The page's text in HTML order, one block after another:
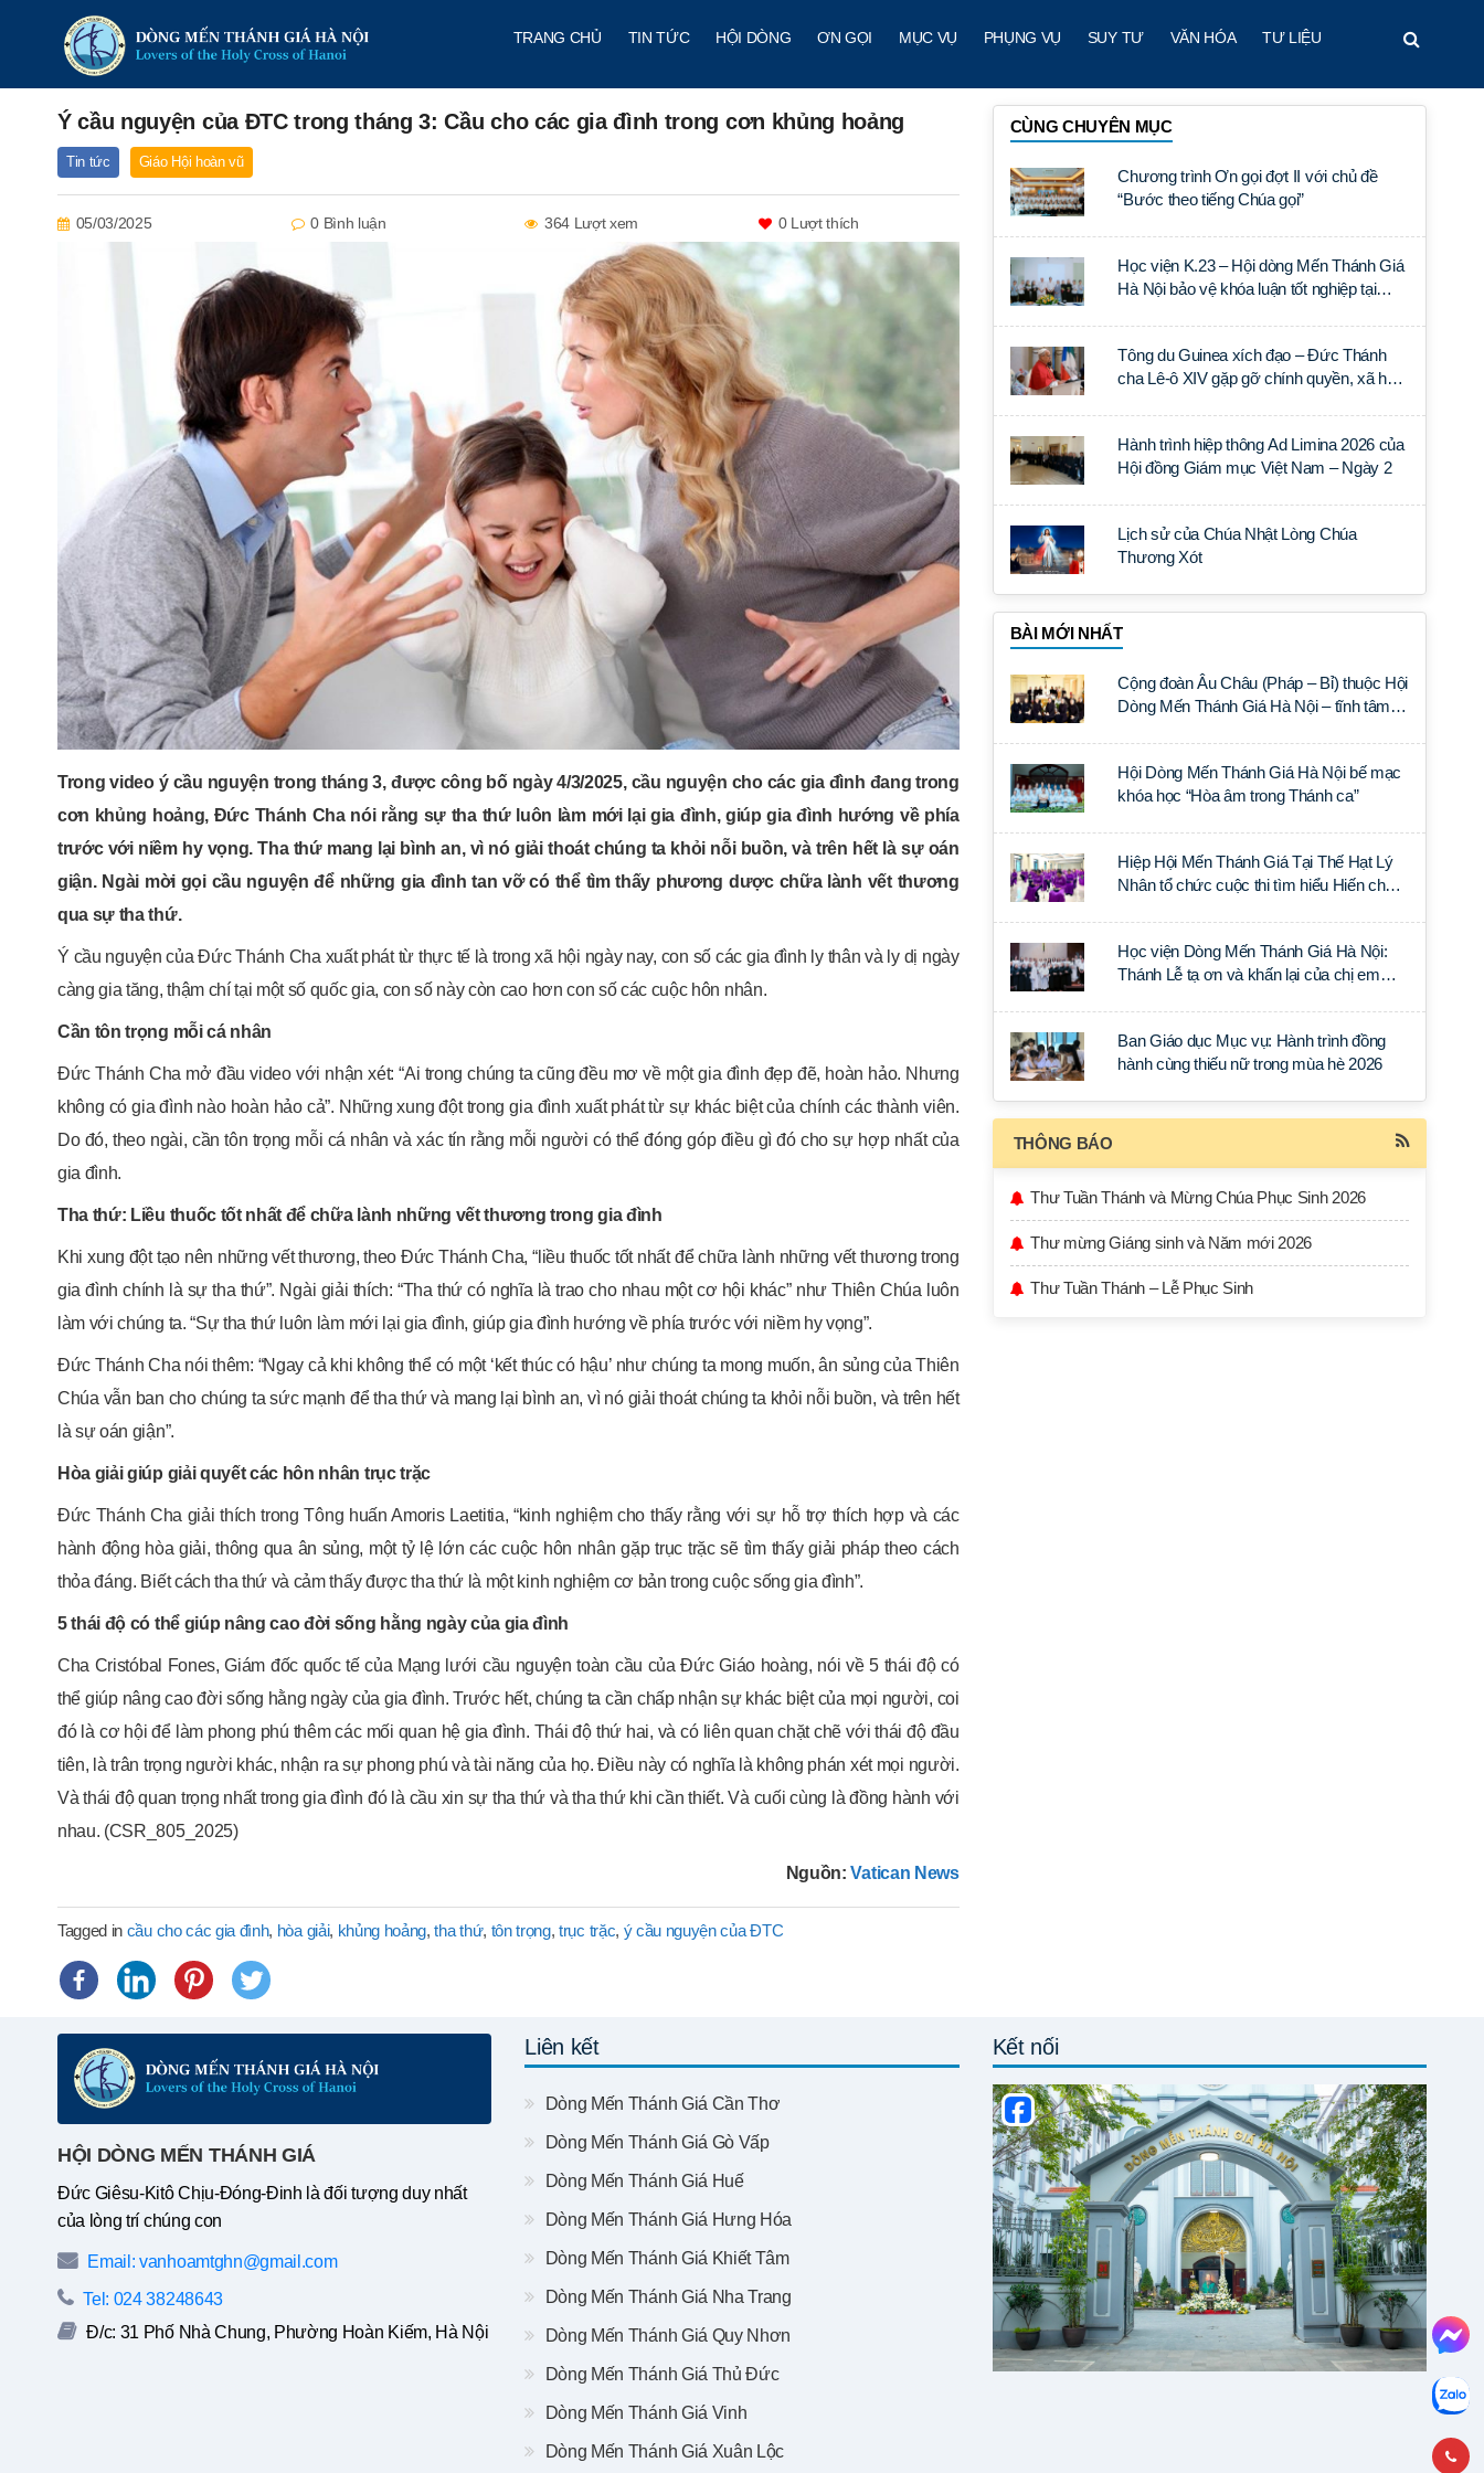
TRANG CHỦ TIN TỨC HỘI DÒNG ƠN GỌI MỤC VỤ PHỤNG VỤ SUY TƯ VĂN HÓA TƯ LIỆU
Ý cầu nguyện của ĐTC trong tháng 3: Cầu cho các gia đình trong cơn khủng hoảng
Tin tức Giáo Hội hoàn vũ
05/03/2025 0 Bình luận 364 Lượt xem 0Lượt thích
Trong video ý cầu nguyện trong tháng 3, được công bố ngày 4/3/2025, cầu nguyện cho các gia đình đang trong
cơn khủng hoảng, Đức Thánh Cha nói rằng sự tha thứ luôn làm mới lại gia đình, giúp gia đình hướng về phía
trước với niềm hy vọng. Tha thứ mang lại bình an, vì nó giải thoát chúng ta khỏi nỗi buồn, và trên hết là sự oán
giận. Ngài mời gọi cầu nguyện để những gia đình tan vỡ có thể tìm thấy phương dược chữa lành vết thương
qua sự tha thứ.
Ý cầu nguyện của Đức Thánh Cha xuất phát từ thực tế là trong xã hội ngày nay, con số các gia đình ly thân và ly dị ngày
càng gia tăng, thậm chí tại một số quốc gia, con số này còn cao hơn con số các cuộc hôn nhân.
Cần tôn trọng mỗi cá nhân
Đức Thánh Cha mở đầu video với nhận xét: “Ai trong chúng ta cũng đều mơ về một gia đình đẹp đẽ, hoàn hảo. Nhưng
không có gia đình nào hoàn hảo cả”. Những xung đột trong gia đình xuất phát từ sự khác biệt của chính các thành viên.
Do đó, theo ngài, cần tôn trọng mỗi cá nhân và xác tín rằng mỗi người có thể đóng góp điều gì đó cho sự hợp nhất của
gia đình.
Tha thứ: Liều thuốc tốt nhất để chữa lành những vết thương trong gia đình
Khi xung đột tạo nên những vết thương, theo Đức Thánh Cha, “liều thuốc tốt nhất để chữa lành những vết thương trong
gia đình chính là sự tha thứ”. Ngài giải thích: “Tha thứ có nghĩa là trao cho nhau một cơ hội khác” như Thiên Chúa luôn
làm với chúng ta. “Sự tha thứ luôn làm mới lại gia đình, giúp gia đình hướng về phía trước với niềm hy vọng”.
Đức Thánh Cha nói thêm: “Ngay cả khi không thể có một ‘kết thúc có hậu’ như chúng ta mong muốn, ân sủng của Thiên
Chúa vẫn ban cho chúng ta sức mạnh để tha thứ và mang lại bình an, vì nó giải thoát chúng ta khỏi nỗi buồn, và trên hết
là sự oán giận”.
Hòa giải giúp giải quyết các hôn nhân trục trặc
Đức Thánh Cha giải thích trong Tông huấn Amoris Laetitia, “kinh nghiệm cho thấy rằng với sự hỗ trợ thích hợp và các
hành động hòa giải, thông qua ân sủng, một tỷ lệ lớn các cuộc hôn nhân gặp trục trặc sẽ tìm thấy giải pháp theo cách
thỏa đáng. Biết cách tha thứ và cảm thấy được tha thứ là một kinh nghiệm cơ bản trong cuộc sống gia đình”.
5 thái độ có thể giúp nâng cao đời sống hằng ngày của gia đình
Cha Cristóbal Fones, Giám đốc quốc tế của Mạng lưới cầu nguyện toàn cầu của Đức Giáo hoàng, nói về 5 thái độ có
thể giúp nâng cao đời sống hằng ngày của gia đình. Trước hết, chúng ta cần chấp nhận sự khác biệt của mọi người, coi
đó là cơ hội để làm phong phú thêm các mối quan hệ gia đình. Thái độ thứ hai, và có liên quan chặt chẽ với thái độ đầu
tiên, là trân trọng người khác, nhận ra sự phong phú và tài năng của họ. Điều này có nghĩa là không phán xét mọi người.
Và thái độ quan trọng nhất trong gia đình đó là cầu xin sự tha thứ và tha thứ khi cần thiết. Và cuối cùng là đồng hành với
nhau. (CSR_805_2025)
Nguồn:Vatican News
Tagged in cầu cho các gia đình, hòa giải, khủng hoảng,tha thứ, tôn trọng,trục trặc, ý cầu nguyện của ĐTC
CÙNG CHUYÊN MỤC
Chương trình Ơn gọi đợt II với chủ đề
“Bước theo tiếng Chúa gọi”
Học viện K.23 – Hội dòng Mến Thánh Giá
Hà Nội bảo vệ khóa luận tốt nghiệp tại
Tông du Guinea xích đạo – Đức Thánh
cha Lê-ô XIV gặp gỡ chính quyền, xã hội
Hành trình hiệp thông Ad Limina 2026 của
Hội đồng Giám mục Việt Nam – Ngày 2
Lịch sử của Chúa Nhật Lòng Chúa
Thương Xót
BÀI MỚI NHẤT
Cộng đoàn Âu Châu (Pháp – Bỉ) thuộc Hội
Dòng Mến Thánh Giá Hà Nội – tĩnh tâm
Hội Dòng Mến Thánh Giá Hà Nội bế mạc
khóa học “Hòa âm trong Thánh ca”
Hiệp Hội Mến Thánh Giá Tại Thế Hạt Lý
Nhân tổ chức cuộc thi tìm hiểu Hiến chế
Học viện Dòng Mến Thánh Giá Hà Nội:
Thánh Lễ tạ ơn và khấn lại của chị em
Ban Giáo dục Mục vụ: Hành trình đồng
hành cùng thiếu nữ trong mùa hè 2026
THÔNG BÁO
Thư Tuần Thánh và Mừng Chúa Phục Sinh 2026
Thư mừng Giáng sinh và Năm mới 2026
Thư Tuần Thánh – Lễ Phục Sinh
HỘI DÒNG MẾN THÁNH GIÁ
Đức Giêsu-Kitô Chịu-Đóng-Đinh là đối tượng duy nhất
của lòng trí chúng con
Email: vanhoamtghn@gmail.com
Tel: 024 38248643
Đ/c: 31 Phố Nhà Chung, Phường Hoàn Kiếm, Hà Nội
Liên kết
Dòng Mến Thánh Giá Cần Thơ
Dòng Mến Thánh Giá Gò Vấp
Dòng Mến Thánh Giá Huế
Dòng Mến Thánh Giá Hưng Hóa
Dòng Mến Thánh Giá Khiết Tâm
Dòng Mến Thánh Giá Nha Trang
Dòng Mến Thánh Giá Quy Nhơn
Dòng Mến Thánh Giá Thủ Đức
Dòng Mến Thánh Giá Vinh
Dòng Mến Thánh Giá Xuân Lộc
Kết nối